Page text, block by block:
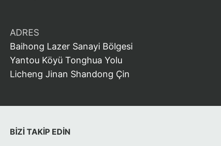
BIZI TAKIP EDIN
ADRES
Baihong Lazer Sanayi Bölgesi
Yantou Köyü Tonghua Yolu
Licheng Jinan Shandong Çin